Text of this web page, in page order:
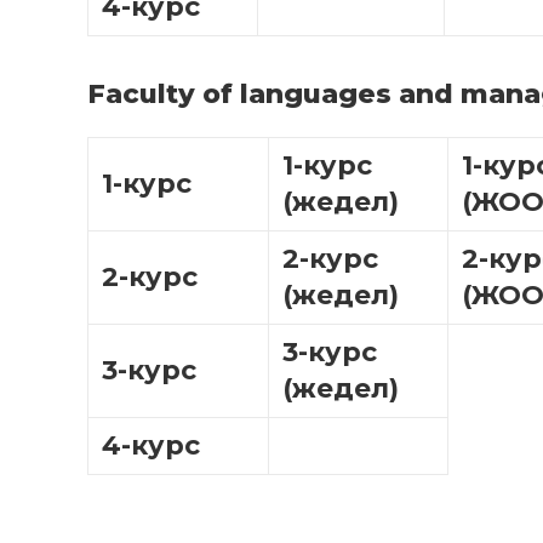
4-курс
Faculty of languages and
1-курс
1-курс
(жедел)
1-
2-курс
2-курс
(жедел)
2-
3-курс
3-курс
(жедел)
4-курс